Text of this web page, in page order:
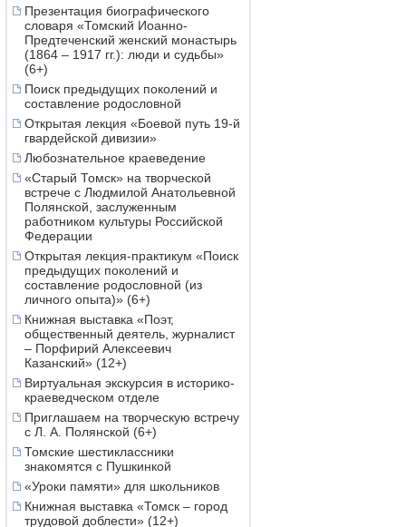
Презентация биографического
словаря «Томский Иоанно-
Предтеченский женский монастырь
(1864 – 1917 гг.): люди и судьбы»
(6+)
Поиск предыдущих поколений и
составление родословной
Открытая лекция «Боевой путь 19-й
гвардейской дивизии»
Любознательное краеведение
«Старый Томск» на творческой
встрече с Людмилой Анатольевной
Полянской, заслуженным
работником культуры Российской
Федерации
Открытая лекция-практикум «Поиск
предыдущих поколений и
составление родословной (из
личного опыта)» (6+)
Книжная выставка «Поэт,
общественный деятель, журналист
– Порфирий Алексеевич
Казанский» (12+)
Виртуальная экскурсия в историко-
краеведческом отделе
Приглашаем на творческую встречу
с Л. А. Полянской (6+)
Томские шестиклассники
знакомятся с Пушкинкой
«Уроки памяти» для школьников
Книжная выставка «Томск – город
трудовой доблести» (12+)